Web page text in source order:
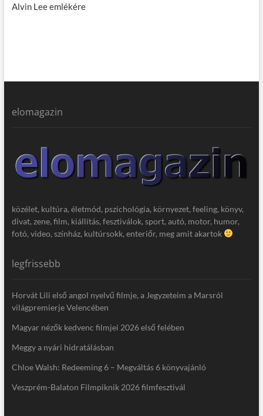
Alvin Lee emlékére
elomagazin
közélet, kultúra, életmód, pszichológia, környezet, feeling, könyv,
divat, zene, film, kiállítás, fesztiválok, sport, autó, motor, humor,
fotó, video, színház, kultúrsokk, enteriőr, meg amit akartok
legfrissebb
Horvát Lili első angol nyelvű filmje, a Jegyzeteim a Marsról
világpremierje Velencében
Magyar nézők kedvenc filmjei 2026 első felében
Meggy a nyári hidratálásban
Chloe Walsh: Redeeming 6 – Megváltás 6 könyvajánló
Veszprém-Balaton Filmpiknik 2026 filmfesztivál